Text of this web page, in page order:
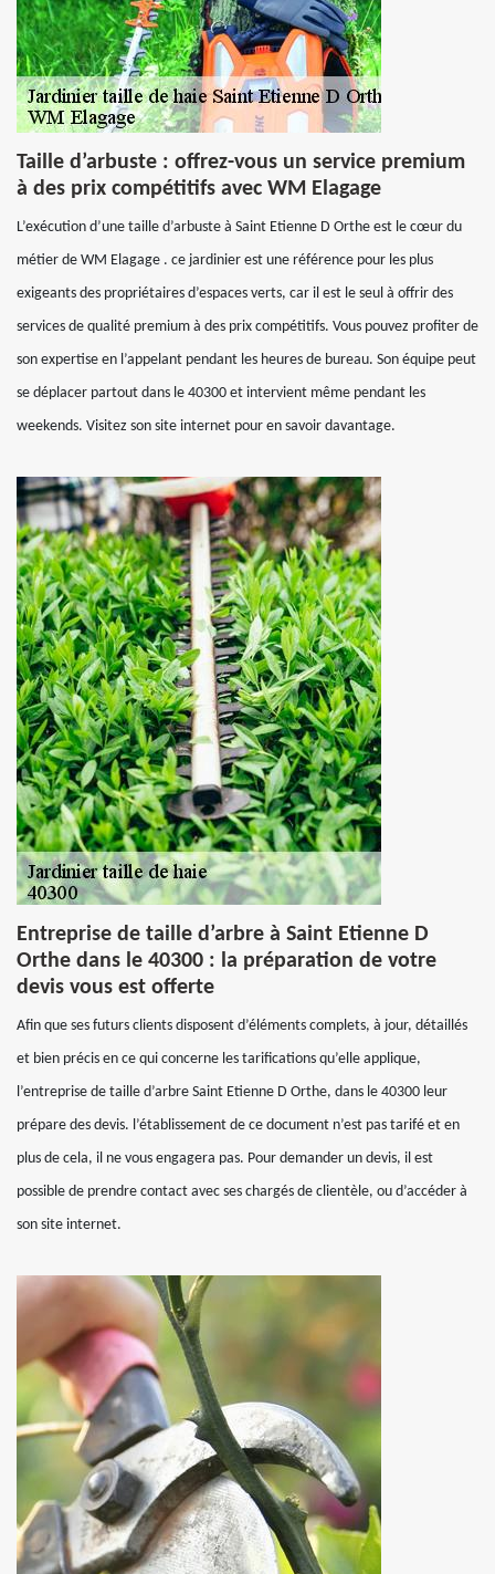
Taille d’arbuste : offrez-vous un service premium
à des prix compétitifs avec WM Elagage
L’exécution d’une taille d’arbuste à Saint Etienne D Orthe est le cœur du
métier de WM Elagage . ce jardinier est une référence pour les plus
exigeants des propriétaires d’espaces verts, car il est le seul à offrir des
services de qualité premium à des prix compétitifs. Vous pouvez profiter de
son expertise en l’appelant pendant les heures de bureau. Son équipe peut
se déplacer partout dans le 40300 et intervient même pendant les
weekends. Visitez son site internet pour en savoir davantage.
Entreprise de taille d’arbre à Saint Etienne D
Orthe dans le 40300 : la préparation de votre
devis vous est offerte
Afin que ses futurs clients disposent d’éléments complets, à jour, détaillés
et bien précis en ce qui concerne les tarifications qu’elle applique,
l’entreprise de taille d’arbre Saint Etienne D Orthe, dans le 40300 leur
prépare des devis. l’établissement de ce document n’est pas tarifé et en
plus de cela, il ne vous engagera pas. Pour demander un devis, il est
possible de prendre contact avec ses chargés de clientèle, ou d’accéder à
son site internet.